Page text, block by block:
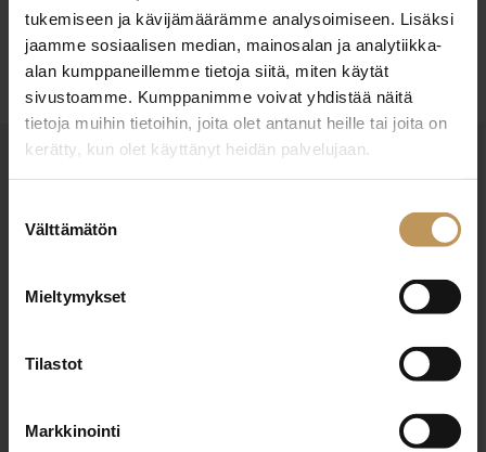
tukemiseen ja kävijämäärämme analysoimiseen. Lisäksi
jaamme sosiaalisen median, mainosalan ja analytiikka-
alan kumppaneillemme tietoja siitä, miten käytät
sivustoamme. Kumppanimme voivat yhdistää näitä
tietoja muihin tietoihin, joita olet antanut heille tai joita on
kerätty, kun olet käyttänyt heidän palvelujaan.
valinta
Välttämätön
Mieltymykset
Tilastot
Markkinointi
Ota yhteyttä
Jätä yhteystietosi, niin otan yhteyttä